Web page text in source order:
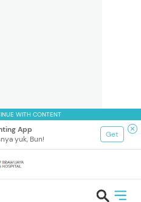
WITH CONTENT
App
yuk, Bun!
Get